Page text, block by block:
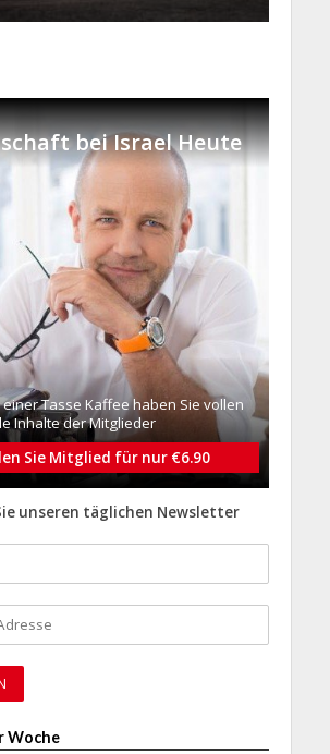
bei Israel Heute
einer Tasse Kaffee haben Sie vollen
Inhalte der Mitglieder
Sie Mitglied für nur €6.90
unseren täglichen Newsletter
Woche